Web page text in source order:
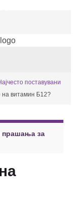
поставувани
на витамин Б12?
прашања за